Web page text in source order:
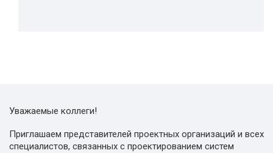
Уважаемые коллеги!
Приглашаем представителей проектных организаций и всех
специалистов, связанных с проектированием систем